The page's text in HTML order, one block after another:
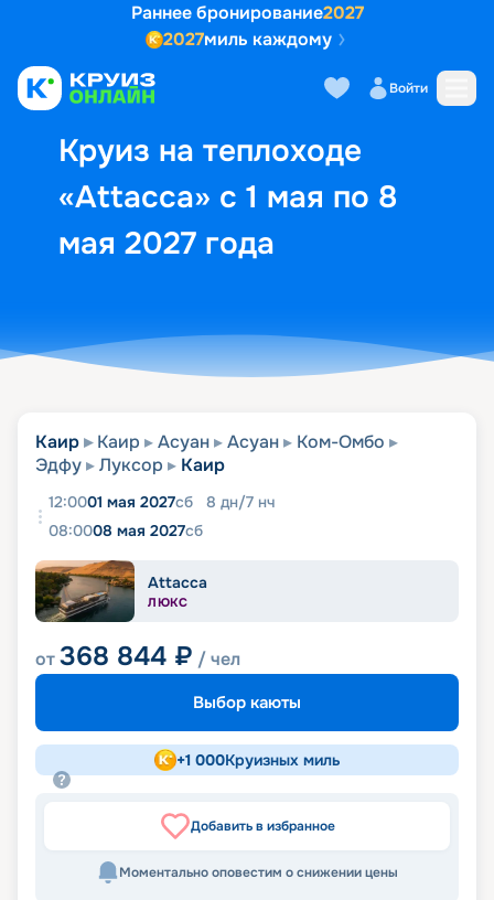
Раннее бронирование2027
2027миль каждому
Войти
Круиз на теплоходе
«Attacca» с 1 мая по 8
мая 2027 года
Выбор кают Маршрут и
Каир Каир Асуан Асуан
Ком-Омбо
Эдфу
Луксор Каир
12:0001 мая 2027сб 8 дн/7 нч
08:0008 мая 2027сб
Attacca
ЛЮКС
от368 844 ₽ / чел
Выбор каюты
+1 000Круизных миль
Добавить в избранное
Моментально оповестим о снижении цены